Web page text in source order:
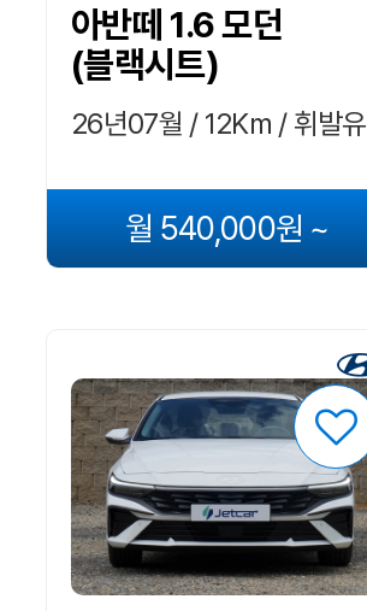
아반떼 1.6 모던
(블랙시트)
26년07월 / 12Km / 휘발유
월 540,000원 ~